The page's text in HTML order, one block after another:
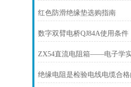
红色防滑绝缘垫选购指南
数字双臂电桥QJ84A使用条件